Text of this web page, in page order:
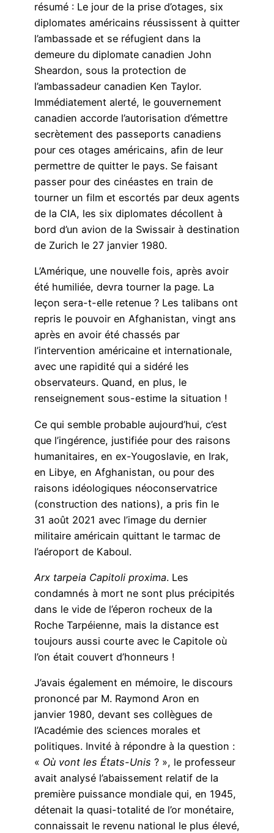
résumé : Le jour de la prise d’otages, six
diplomates américains réussissent à quitter
l’ambassade et se réfugient dans la
demeure du diplomate canadien John
Sheardon, sous la protection de
l’ambassadeur canadien Ken Taylor.
Immédiatement alerté, le gouvernement
canadien accorde l’autorisation d’émettre
secrètement des passeports canadiens
pour ces otages américains, afin de leur
permettre de quitter le pays. Se faisant
passer pour des cinéastes en train de
tourner un film et escortés par deux agents
de la CIA, les six diplomates décollent à
bord d’un avion de la Swissair à destination
de Zurich le 27 janvier 1980.
L’Amérique, une nouvelle fois, après avoir
été humiliée, devra tourner la page. La
leçon sera-t-elle retenue ? Les talibans ont
repris le pouvoir en Afghanistan, vingt ans
après en avoir été chassés par
l’intervention américaine et internationale,
avec une rapidité qui a sidéré les
observateurs. Quand, en plus, le
renseignement sous-estime la situation !
Ce qui semble probable aujourd’hui, c’est
que l’ingérence, justifiée pour des raisons
humanitaires, en ex-Yougoslavie, en Irak,
en Libye, en Afghanistan, ou pour des
raisons idéologiques néoconservatrice
(construction des nations), a pris fin le
31 août 2021 avec l’image du dernier
militaire américain quittant le tarmac de
l’aéroport de Kaboul.
Arx tarpeia Capitoli proxima. Les
condamnés à mort ne sont plus précipités
dans le vide de l’éperon rocheux de la
Roche Tarpéienne, mais la distance est
toujours aussi courte avec le Capitole où
l’on était couvert d’honneurs !
J’avais également en mémoire, le discours
prononcé par M. Raymond Aron en
janvier 1980, devant ses collègues de
l’Académie des sciences morales et
politiques. Invité à répondre à la question :
« Où vont les États-Unis ? », le professeur
avait analysé l’abaissement relatif de la
première puissance mondiale qui, en 1945,
détenait la quasi-totalité de l’or monétaire,
connaissait le revenu national le plus élevé,